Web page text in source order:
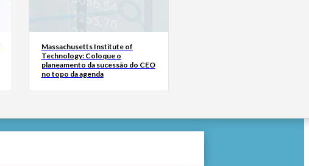
Massachusetts Institute of
Technology: Coloque o
planeamento da sucessão do CEO
no topo da agenda